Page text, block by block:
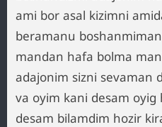
ami bor asal kizimni
beramanu
mandan hafa bolma
adajonim sizni sevaman
va oyim kani desam
desam bilamdim hozir